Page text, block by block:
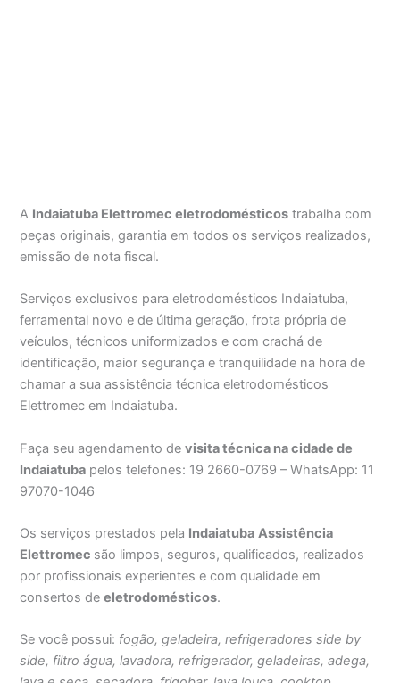
A Indaiatuba Elettromec eletrodomésticos trabalha com
peças originais, garantia em todos os serviços realizados,
emissão de nota fiscal.
Serviços exclusivos para eletrodomésticos Indaiatuba,
ferramental novo e de última geração, frota própria de
veículos, técnicos uniformizados e com crachá de
identificação, maior segurança e tranquilidade na hora de
chamar a sua assistência técnica eletrodomésticos
Elettromec em Indaiatuba.
Faça seu agendamento devisita técnica na cidade de
Indaiatuba pelos telefones: 19 2660-0769 – WhatsApp: 11
97070-1046
Os serviços prestados pela Indaiatuba Assistência
Elettromec são limpos, seguros, qualificados, realizados
por profissionais experientes e com qualidade em
consertos deeletrodomésticos.
Se você possui: fogão, geladeira, refrigeradores side by
side, filtro água, lavadora, refrigerador, geladeiras, adega,